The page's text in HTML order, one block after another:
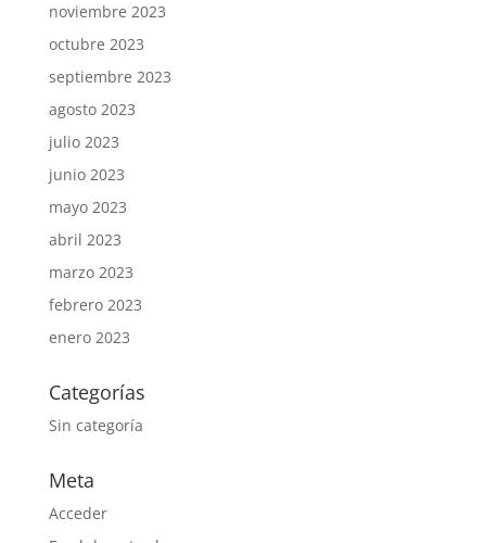
noviembre 2023
octubre 2023
septiembre 2023
agosto 2023
julio 2023
junio 2023
mayo 2023
abril 2023
marzo 2023
febrero 2023
enero 2023
Categorías
Sin categoría
Meta
Acceder